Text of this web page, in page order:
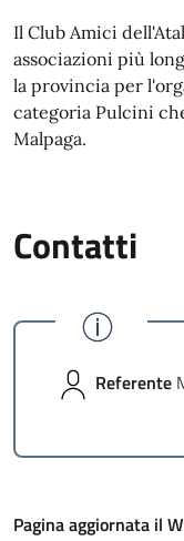
Il Club Amici
associazioni più
la provincia per
categoria Pulcini
Malpaga.
Contatti
Referente
Pagina aggiornata il